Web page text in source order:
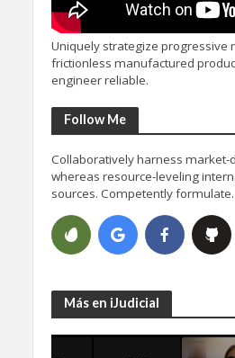
Uniquely strategize progressive
frictionless manufactured
engineer reliable.
Follow Me
Collaboratively harness market-
whereas resource-leveling
sources. Competently formulate.
Más en iJudicial